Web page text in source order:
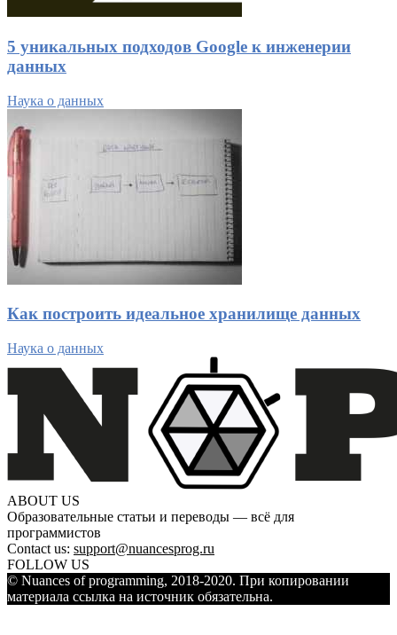
5 уникальных подходов Google к инженерии
данных
Наука о данных
Как построить идеальное хранилище данных
Наука о данных
ABOUT US
Образовательные статьи и переводы — всё для
программистов
Contact us: support@nuancesprog.ru
FOLLOW US
© Nuances of programming, 2018-2020. При копировании
материала ссылка на источник обязательна.